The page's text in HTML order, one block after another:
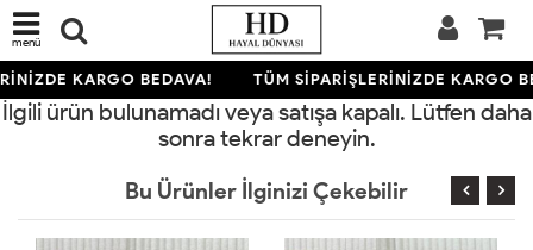
menü
KARGO BEDAVA! TÜM SİPARİŞLERİNİZDE KARGO
İlgili ürün bulunamadı veya satışa kapalı. Lütfen daha
sonra tekrar deneyin.
Bu Ürünler İlginizi Çekebilir